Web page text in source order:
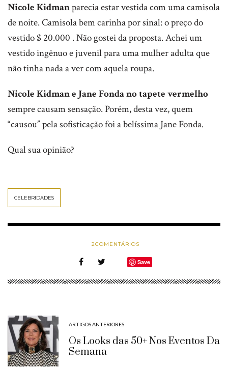
Nicole Kidmanparecia estar vestida com uma camisola
de noite. Camisola bem carinha por sinal: o preço do
vestido $ 20.000 . Não gostei da proposta. Achei um
vestido ingênuo e juvenil para uma mulher adulta que
não tinha nada a ver com aquela roupa.
Nicole Kidman e Jane Fonda no tapete vermelho
sempre causam sensação. Porém, desta vez, quem
“causou” pela sofisticação foi a belíssima Jane Fonda.
Qual sua opinião?
CELEBRIDADES
2COMENTÁRIOS
Save
ARTIGOS ANTERIORES
Os Looks das 50+ Nos Eventos Da
Semana